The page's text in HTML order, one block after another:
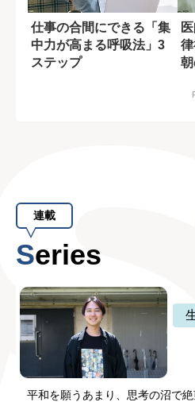
仕事の合間にできる「集
中力が高まる呼吸法」3
ステップ
連載
Series
平和を願うあまり、思考の沼で